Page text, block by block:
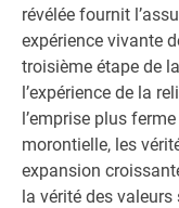
révélée fournit
expérience vivante
troisième étape de
l’expérience de la
l’emprise plus
morontielle, les
expansion
la vérité des